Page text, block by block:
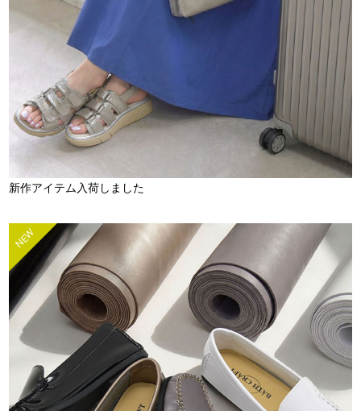
新作アイテム入荷しました